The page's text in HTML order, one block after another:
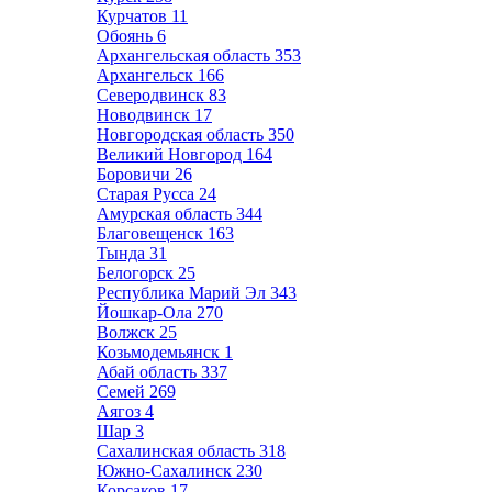
Курчатов 11
Обоянь 6
Архангельская область 353
Архангельск 166
Северодвинск 83
Новодвинск 17
Новгородская область 350
Великий Новгород 164
Боровичи 26
Старая Русса 24
Амурская область 344
Благовещенск 163
Тында 31
Белогорск 25
Республика Марий Эл 343
Йошкар-Ола 270
Волжск 25
Козьмодемьянск 1
Абай область 337
Семей 269
Аягоз 4
Шар 3
Сахалинская область 318
Южно-Сахалинск 230